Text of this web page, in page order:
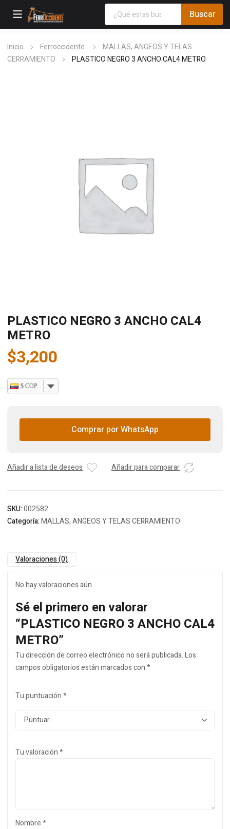
Inicio Ferroccidente
MALLAS, ANGEOS Y TELAS
CERRAMIENTO
PLASTICO NEGRO 3 ANCHO CAL4 METRO
PLASTICO NEGRO 3 ANCHO CAL4
METRO
$3,200
$ COP
Comprar por WhatsApp
Añadir a lista de deseos Añadir para comparar
SKU:002582
Categoría:MALLAS, ANGEOS Y TELAS CERRAMIENTO
Valoraciones (0)
No hay valoraciones aún.
Sé el primero en valorar
“PLASTICO NEGRO 3 ANCHO CAL4
METRO”
Tu dirección de correo electrónico no será publicada.Los
campos obligatorios están marcados con*
Tu puntuación*
Tu valoración*
Nombre*